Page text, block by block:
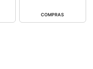
COMPRAS